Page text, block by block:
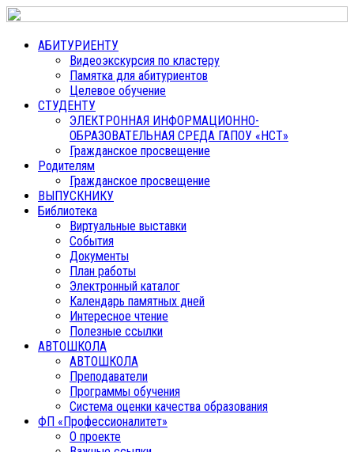
АБИТУРИЕНТУ
Видеоэкскурсия по кластеру
Памятка для абитуриентов
Целевое обучение
СТУДЕНТУ
ЭЛЕКТРОННАЯ ИНФОРМАЦИОННО-
ОБРАЗОВАТЕЛЬНАЯ СРЕДА ГАПОУ «НСТ»
Гражданское просвещение
Родителям
Гражданское просвещение
ВЫПУСКНИКУ
Библиотека
Виртуальные выставки
События
Документы
План работы
Электронный каталог
Календарь памятных дней
Интересное чтение
Полезные ссылки
АВТОШКОЛА
АВТОШКОЛА
Преподаватели
Программы обучения
Система оценки качества образования
ФП «Профессионалитет»
О проекте